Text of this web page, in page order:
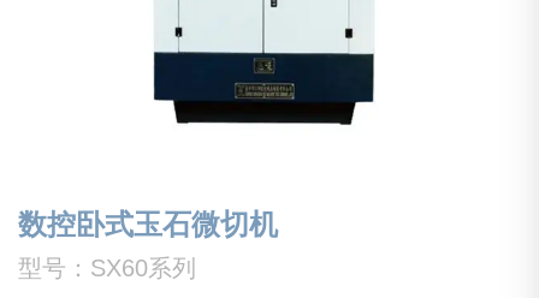
数控卧式玉石微切机
型号：SX60系列